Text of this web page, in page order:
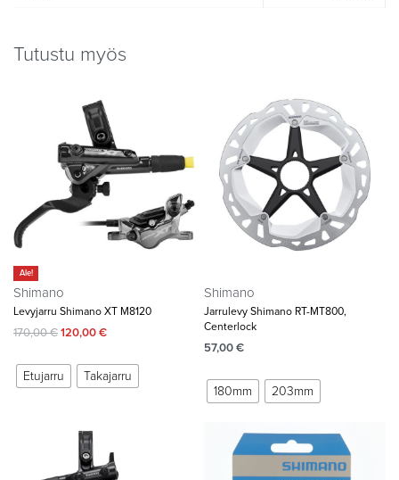
Tutustu myös
Ale!
Shimano
Levyjarru Shimano XT M8120
170,00€120,00€
Etujarru Takajarru
Shimano
Jarrulevy Shimano RT-MT800,
Centerlock
57,00€
180mm 203mm